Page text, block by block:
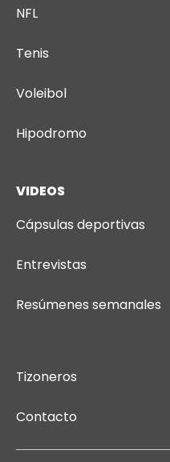
NFL
Tenis
Voleibol
Hipodromo
VIDEOS
Cápsulas deportivas
Entrevistas
Resúmenes semanales
Tizoneros
Contacto